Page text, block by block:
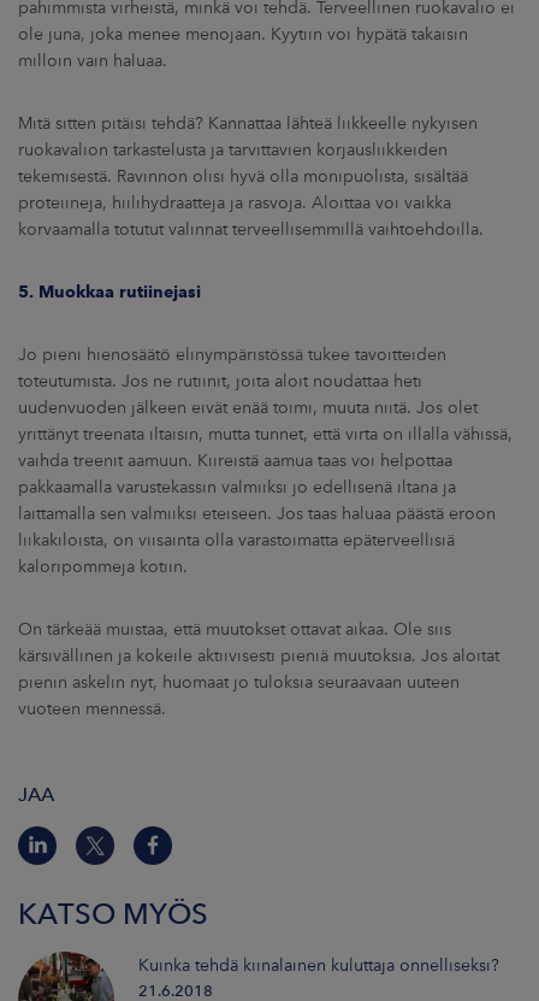
pahimmista virheistä, minkä voi tehdä. Terveellinen ruokavalio ei
ole juna, joka menee menojaan. Kyytiin voi hypätä takaisin
milloin vain haluaa.
Mitä sitten pitäisi tehdä? Kannattaa lähteä liikkeelle nykyisen
ruokavalion tarkastelusta ja tarvittavien korjausliikkeiden
tekemisestä. Ravinnon olisi hyvä olla monipuolista, sisältää
proteiineja, hiilihydraatteja ja rasvoja. Aloittaa voi vaikka
korvaamalla totutut valinnat terveellisemmillä vaihtoehdoilla.
5. Muokkaa rutiinejasi
Jo pieni hienosäätö elinympäristössä tukee tavoitteiden
toteutumista. Jos ne rutiinit, joita aloit noudattaa heti
uudenvuoden jälkeen eivät enää toimi, muuta niitä. Jos olet
yrittänyt treenata iltaisin, mutta tunnet, että virta on illalla vähissä,
vaihda treenit aamuun. Kiireistä aamua taas voi helpottaa
pakkaamalla varustekassin valmiiksi jo edellisenä iltana ja
laittamalla sen valmiiksi eteiseen. Jos taas haluaa päästä eroon
liikakiloista, on viisainta olla varastoimatta epäterveellisiä
kaloripommeja kotiin.
On tärkeää muistaa, että muutokset ottavat aikaa. Ole siis
kärsivällinen ja kokeile aktiivisesti pieniä muutoksia. Jos aloitat
pienin askelin nyt, huomaat jo tuloksia seuraavaan uuteen
vuoteen mennessä.
JAA
KATSO MYÖS
Kuinka tehdä kiinalainen kuluttaja onnelliseksi?
21.6.2018